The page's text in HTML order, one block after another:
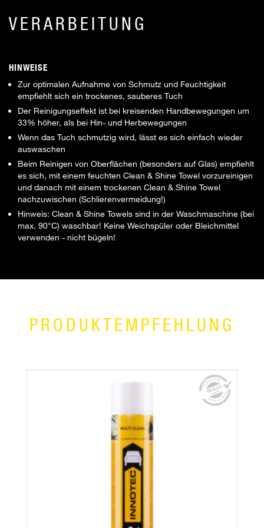
VERARBEITUNG
HINWEISE
Zur optimalen Aufnahme von Schmutz und Feuchtigkeit
empfiehlt sich ein trockenes, sauberes Tuch
Der Reinigungseffekt ist bei kreisenden Handbewegungen um
33% höher, als bei Hin- und Herbewegungen
Wenn das Tuch schmutzig wird, lässt es sich einfach wieder
auswaschen
Beim Reinigen von Oberflächen (besonders auf Glas) empfiehlt
es sich, mit einem feuchten Clean & Shine Towel vorzureinigen
und danach mit einem trockenen Clean & Shine Towel
nachzuwischen (Schlierenvermeidung!)
Hinweis: Clean & Shine Towels sind in der Waschmaschine (bei
max. 90°C) waschbar! Keine Weichspüler oder Bleichmittel
verwenden - nicht bügeln!
PRODUKTEMPFEHLUNG